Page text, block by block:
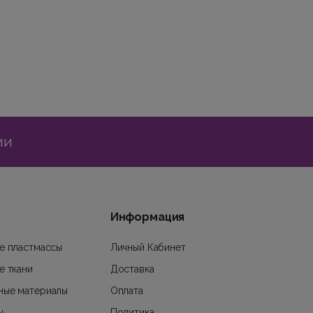
пластмассы
ткани
материалы
Информация
Личный Кабинет
Доставка
Оплата